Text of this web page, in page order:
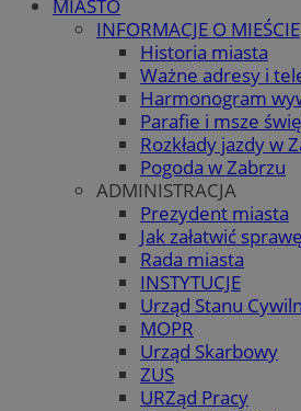
MIASTO
INFORMACJE O MIEŚCIE
Historia miasta
Ważne adresy i
Harmonogram
Parafie i msze
Rozkłady jazdy w
Pogoda w Zabrzu
ADMINISTRACJA
Prezydent miasta
Jak załatwić
Rada miasta
INSTYTUCJE
Urząd Stanu
MOPR
Urząd Skarbowy
ZUS
URZąd Pracy